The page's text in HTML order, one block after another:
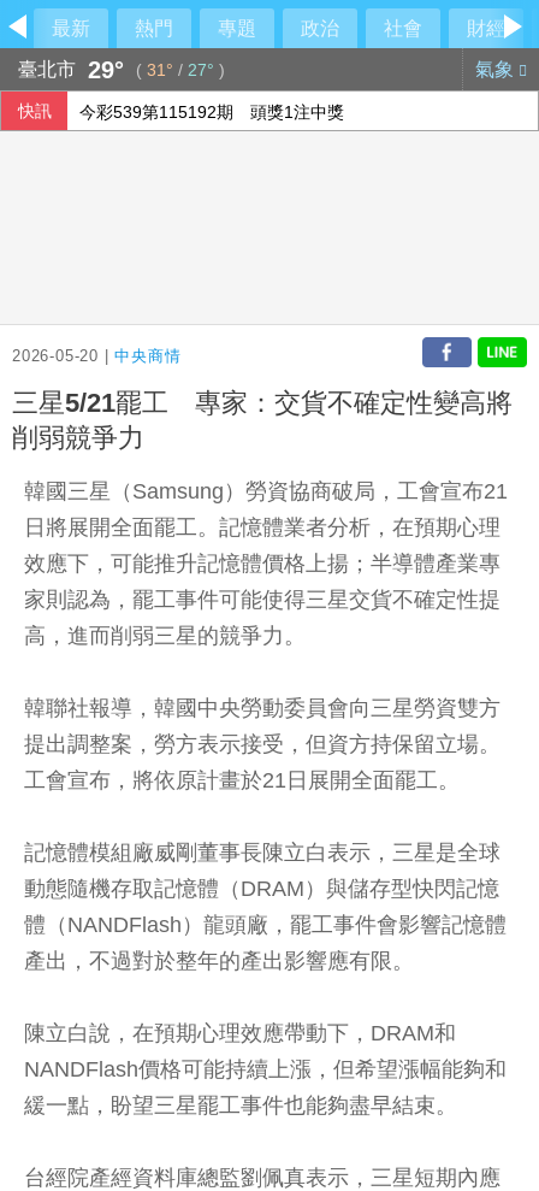
最新 熱門 專題 政治 社會
財經
臺北市 29° ( 31° / 27° ) 氣象
快訊 今彩539第115192期 頭獎1注中獎
2026-05-20 |中央商情
三星5/21罷工 專家：交貨不確定性變高將
削弱競爭力
韓國三星（Samsung）勞資協商破局，工會宣布21
日將展開全面罷工。記憶體業者分析，在預期心理
效應下，可能推升記憶體價格上揚；半導體產業專
家則認為，罷工事件可能使得三星交貨不確定性提
高，進而削弱三星的競爭力。
韓聯社報導，韓國中央勞動委員會向三星勞資雙方
提出調整案，勞方表示接受，但資方持保留立場。
工會宣布，將依原計畫於21日展開全面罷工。
記憶體模組廠威剛董事長陳立白表示，三星是全球
動態隨機存取記憶體（DRAM）與儲存型快閃記憶
體（NANDFlash）龍頭廠，罷工事件會影響記憶體
產出，不過對於整年的產出影響應有限。
陳立白說，在預期心理效應帶動下，DRAM和
NANDFlash價格可能持續上漲，但希望漲幅能夠和
緩一點，盼望三星罷工事件也能夠盡早結束。
台經院產經資料庫總監劉佩真表示，三星短期內應